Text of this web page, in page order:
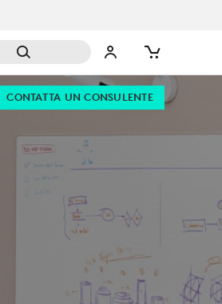
CONTATTA UN CONSULENTE